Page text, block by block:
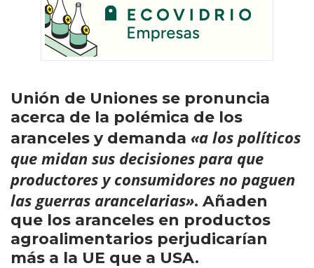
Unión de Uniones se pronuncia
acerca de la polémica de los
aranceles y demanda «a los políticos
que midan sus decisiones para que
productores y consumidores no paguen
las guerras arancelarias». Añaden
que los aranceles en productos
agroalimentarios perjudicarían
más a la UE que a USA.